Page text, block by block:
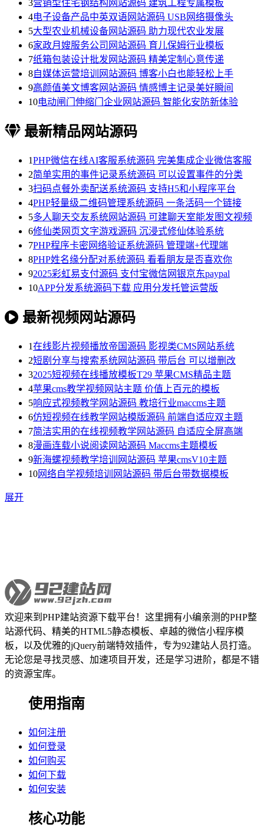
3营销型住宅钢结构网站源码 建筑工程专属模板
4电子设备产品中英双语网站源码 USB网络摄像头
5大型农业机械设备网站源码 助力现代农业发展
6家政月嫂服务公司网站源码 育儿保姆行业模板
7纸箱包装设计批发网站源码 精美定制心意传递
8自媒体运营培训网站源码 博客小白也能轻松上手
9高颜值美文博客网站源码 情感博主记录美好瞬间
10电动闸门伸缩门企业网站源码 智能化安防新体验
最新精品网站源码
1PHP微信在线AI客服系统源码 完美集成企业微信客服
2简单实用的事件记录系统源码 可以设置事件的分类
3扫码点餐外卖配送系统源码 支持H5和小程序平台
4PHP轻量级二维码管理系统源码 一条活码一个链接
5多人聊天交友系统网站源码 可建聊天室能发图文视频
6修仙类网页文字游戏源码 沉浸式修仙体验系统
7PHP程序卡密网络验证系统源码 管理端+代理端
8PHP姓名缘分配对系统源码 看看朋友是否喜欢你
92025彩虹易支付源码 支付宝微信网银京东paypal
10APP分发系统源码下载 应用分发托管运营版
最新视频网站源码
1在线影片视频播放帝国源码 影视类CMS网站系统
2短剧分享与搜索系统网站源码 带后台 可以增删改
32025短视频在线播放模板T29 苹果CMS精品主题
4苹果cms教学视频网站主题 价值上百元的模板
5响应式视频教学网站源码 教培行业maccms主题
6仿短视频在线教学网站模版源码 前端自适应双主题
7简洁实用的在线视频教学网站源码 自适应全屏高端
8漫画连载小说阅读网站源码 Maccms主题模板
9新海螺视频教学培训网站源码 苹果cmsV10主题
10网络自学视频培训网站源码 带后台带数据模板
展开
欢迎来到PHP建站资源下载平台！这里拥有小编亲测的PHP整
站源代码、精美的HTML5静态模板、卓越的微信小程序模
板，以及优雅的jQuery前端特效插件，专为92建站人员打造。
无论您是寻找灵感、加速项目开发，还是学习进阶，都是不错
的资源宝库。
使用指南
如何注册
如何登录
如何购买
如何下载
如何安装
核心功能